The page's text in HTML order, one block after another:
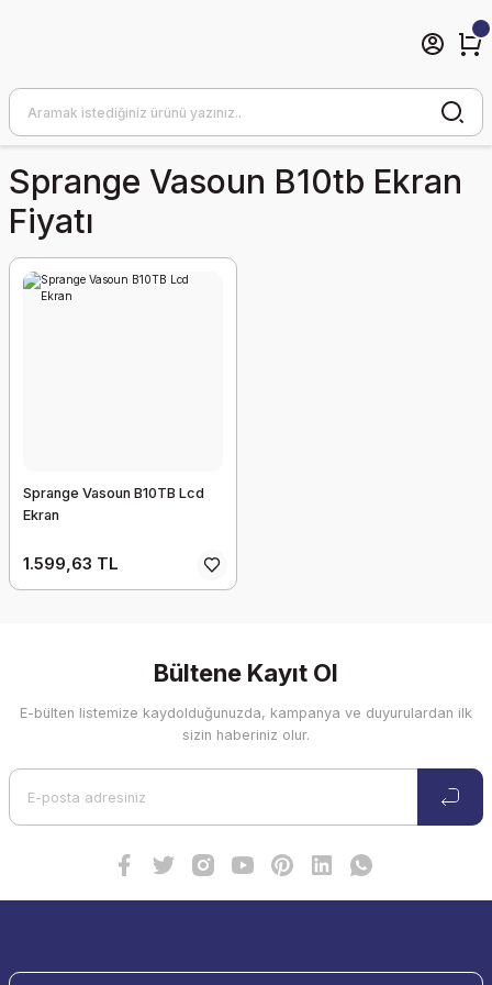
Sprange Vasoun B10tb Ekran
Fiyatı
Sprange Vasoun B10TB Lcd
Ekran
1.599,63 TL
Bültene Kayıt Ol
E-bülten listemize kaydolduğunuzda, kampanya ve duyurulardan ilk
sizin haberiniz olur.